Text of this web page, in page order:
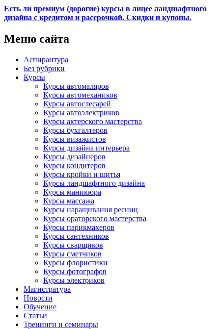
Есть ли премиум (дорогие) курсы в лицее ландшафтного
дизайна с кредитом и рассрочкой. Скидки и купоны.
Меню сайта
Аспирантура
Без рубрики
Курсы
Курсы автомаляров
Курсы автомехаников
Курсы автослесарей
Курсы автоэлектриков
Курсы актерского мастерства
Курсы бухгалтеров
Курсы визажистов
Курсы дизайна интерьера
Курсы дизайнеров
Курсы кондитеров
Курсы кройки и шитья
Курсы ландшафтного дизайна
Курсы маникюра
Курсы массажа
Курсы наращивания ресниц
Курсы ораторского мастерства
Курсы парикмахеров
Курсы сантехников
Курсы сварщиков
Курсы сметчиков
Курсы флористики
Курсы фотографов
Курсы электриков
Магистратура
Новости
Обучение
Статьи
Тренинги и семинары